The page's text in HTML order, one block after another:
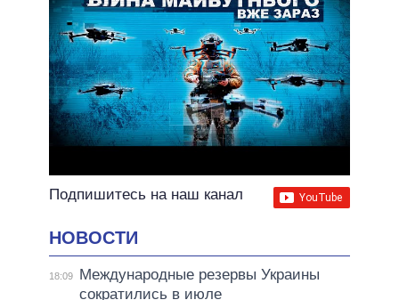
Подпишитесь на наш канал
НОВОСТИ
18:09
Международные резервы Украины
сократились в июле